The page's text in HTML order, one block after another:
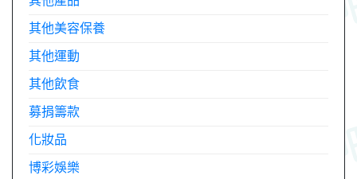
其他美容保養
其他運動
其他飲食
募捐籌款
化妝品
博彩娛樂